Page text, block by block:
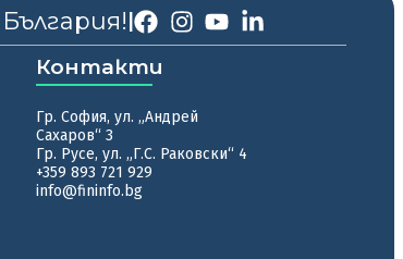
|
Контакти
Гр. София, ул. „Андрей
Сахаров“ 3
Гр. Русе, ул. „Г.С. Раковски“ 4
+359 893 721 929
info@fininfo.bg